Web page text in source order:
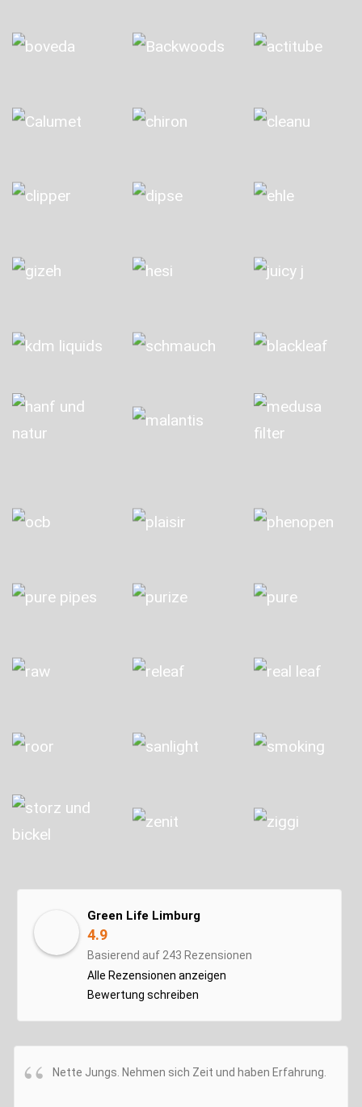
Green Life Limburg
4.9
Basierend auf 243 Rezensionen
Alle Rezensionen anzeigen
Bewertung schreiben
Nette Jungs. Nehmen sich Zeit und haben Erfahrung.